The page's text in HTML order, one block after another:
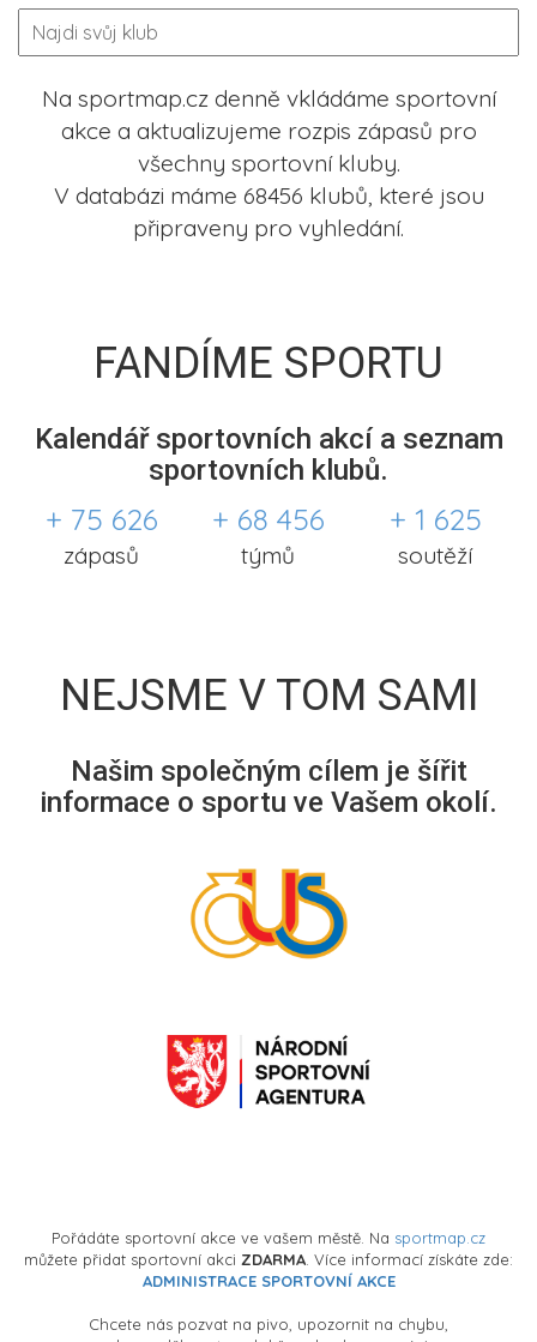
Na sportmap.cz denně vkládáme sportovní
akce a aktualizujeme rozpis zápasů pro
všechny sportovní kluby.
V databázi máme 68456 klubů, které jsou
připraveny pro vyhledání.
FANDÍME SPORTU
Kalendář sportovních akcí a seznam
sportovních klubů.
+ 75 626
zápasů
+ 68 456
týmů
+ 1 625
soutěží
NEJSME V TOM SAMI
Našim společným cílem je šířit
informace o sportu ve Vašem okolí.
Pořádáte sportovní akce ve vašem městě. Na sportmap.cz
můžete přidat sportovní akci ZDARMA . Více informací získáte zde:
ADMINISTRACE SPORTOVNÍ AKCE
Chcete nás pozvat na pivo, upozornit na chybu,